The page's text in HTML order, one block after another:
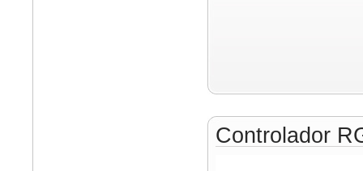
Controlador